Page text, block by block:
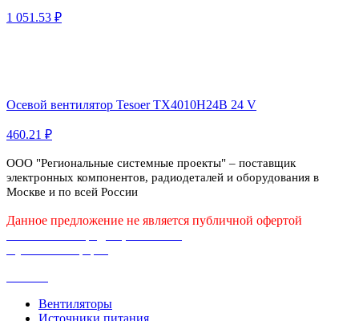
1 051.53 ₽
Осевой вентилятор Tesoer TX4010H24B 24 V
460.21 ₽
ООО "Региональные системные проекты" – поставщик
электронных компонентов, радиодеталей и оборудования в
Москве и по всей России
Данное предложение не является публичной офертой
Вентиляторы
Источники питания